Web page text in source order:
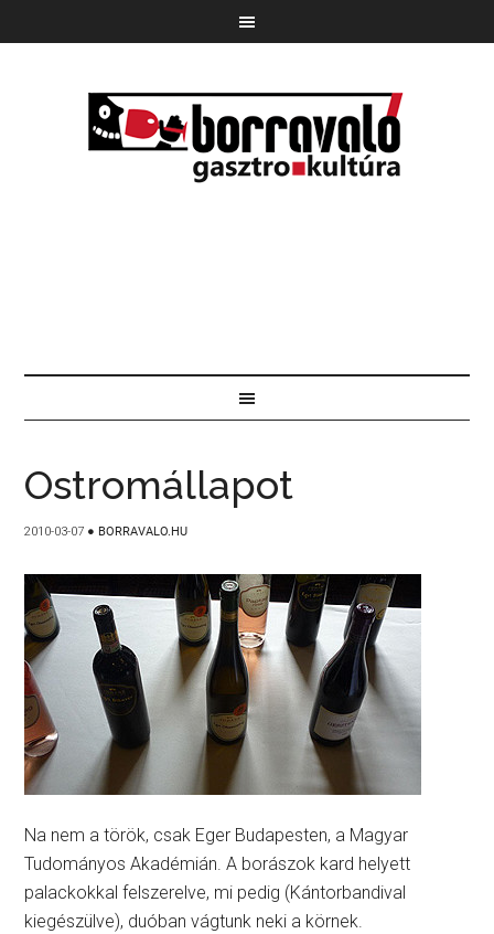
Ostromállapot
2010-03-07 ● BORRAVALO.HU
Na nem a török, csak Eger Budapesten, a Magyar
Tudományos Akadémián. A borászok kard helyett
palackokkal felszerelve, mi pedig (Kántorbandival
kiegészülve), duóban vágtunk neki a körnek.